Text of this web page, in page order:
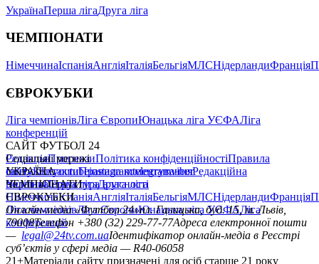
УкраїнаПерша лігаДруга ліга
ЧЕМПІОНАТИ
НімеччинаІспаніяАнгліяІталіяБельгіяМЛСНідерландиФранція
ЄВРОКУБКИ
Ліга чемпіонівЛіга ЄвропиЮнацька ліга УЄФАЛіга
конференцій
САЙТ ФУТБОЛ 24
РедакціяПрогнозиПолітика конфіденційностіПравила
сайтуКонтактиПравила коментуванняРедакційна
політикаСтруктура власності
Соціальні мережі
facebookxyoutubeinstagramtelegramviber
УКРАЇНА
УкраїнаПерша лігаДруга ліга
ЧЕМПІОНАТИ
НімеччинаІспаніяАнгліяІталіяБельгіяМЛСНідерландиФранція
ЄВРОКУБКИ
Ліга чемпіонівЛіга ЄвропиЮнацька ліга УЄФАЛіга
конференцій
Онлайн-медіа «Футбол 24»пл. Галицька, буд. 15, м. Львів,
79008Телефон +380 (32) 229-77-77Адреса електронної пошти
— legal@24tv.com.uaІдентифікатор онлайн-медіа в Реєстрі
суб’єктів у сфері медіа — R40-06058
21+Матеріали сайту призначені для осіб старше 21 року